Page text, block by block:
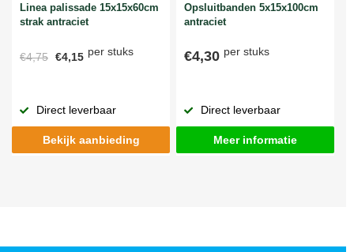
Linea palissade 15x15x60cm
strak antraciet
€4,75 €4,15 per stuks
Direct leverbaar
Bekijk aanbieding
Opsluitbanden 5x15x100cm
antraciet
€4,30 per stuks
Direct leverbaar
Meer informatie